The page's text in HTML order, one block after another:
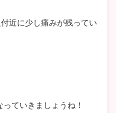
近に少し痛みが残ってい
ていきましょうね！